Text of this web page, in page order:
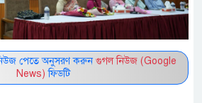
পেতে অনুসরণ করুন গুগল নিউজ (Google
News) ফিডটি